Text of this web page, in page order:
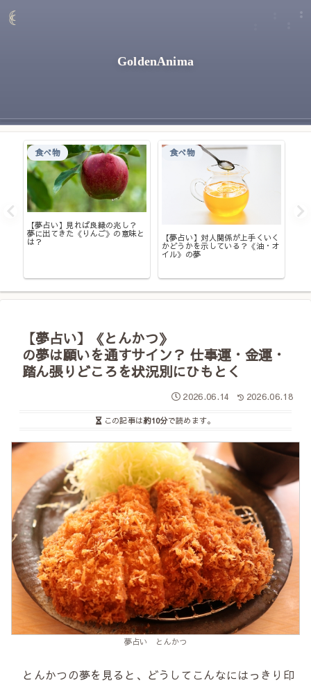
GoldenAnima
食べ物
【夢占い】見れば良縁の兆し？
夢に出てきた《りんご》の意味と
は？
食べ物
【夢占い】対人関係が上手くいく
かどうかを示している？《油・オ
イル》の夢
【夢占い】《とんかつ》
の夢は願いを通すサイン？ 仕事運・金運・
踏ん張りどころを状況別にひもとく
2026.06.14 2026.06.18
この記事は約10分で読めます。
夢占い とんかつ
とんかつの夢を見ると、どうしてこんなにはっきり印